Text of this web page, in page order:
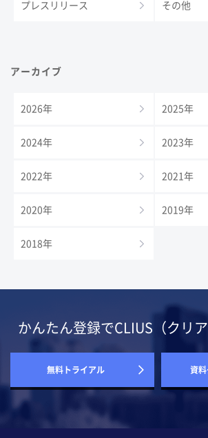
プレスリリース その他
アーカイブ
2026年 2025年
2024年 2023年
2022年 2021年
2020年 2019年
2018年
かんたん登録でCLIUS（クリ
無料トライアル 資料